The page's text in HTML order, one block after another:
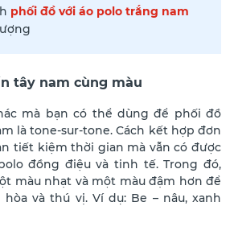
phối đồ với áo polo trắng nam
tây nam cùng màu
mà bạn có thể dùng để phối đồ
là tone-sur-tone. Cách kết hợp đơn
tiết kiệm thời gian mà vẫn có được
đồng điệu và tinh tế. Trong đó,
màu nhạt và một màu đậm hơn để
và thú vị. Ví dụ: Be – nâu, xanh